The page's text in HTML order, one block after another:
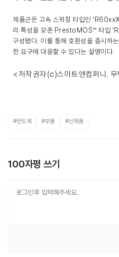
제품군은 고속 스위칭 타입인
리 특성을 갖춘 PrestoMOS™ 타입
구성됐다. 이를 통해 호환성을 중시하
한 요구에 대응할 수 있다는 설명이다.
<저작권자(c)스마트앤컴퍼니.
#반도체 #부품 #신제품
100자평 쓰기